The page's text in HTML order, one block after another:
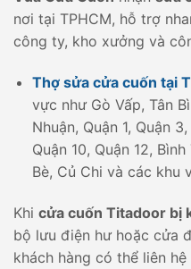
nơi tại TPHCM, hỗ trợ
công ty, kho xưởng và
Thợ sửa cửa cuốn tại
vực như Gò Vấp, Tân
Nhuận, Quận 1, Quận
Quận 10, Quận 12,
Bè, Củ Chi và các khu
Khi cửa cuốn Titadoor bị
bộ lưu điện hư hoặc cửa
khách hàng có thể liên hệ